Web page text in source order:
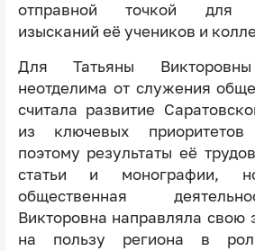
отправной точкой для
изысканий её учеников и
Для Татьяны
неотделима от служения
считала развитие
из ключевых
поэтому результаты её
статьи и монографии,
общественная
Викторовна направляла свою
на пользу региона в